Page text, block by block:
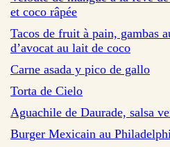
et coco râpée
Tacos de fruit à pain, gambas
d’avocat au lait de coco
sur 23 avis
Carne asada y pico de gallo
Torta de Cielo
Aguachile de Daurade, salsa
Burger Mexicain au